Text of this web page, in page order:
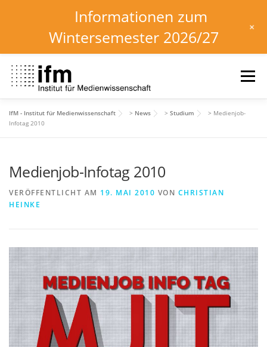
Inhalt
springen
Menü
HOME
INSTITUT FORSCHUNG DOWNLOADS
IfM - Institut für Medienwissenschaft > News > Studium > Medienjob-
Infotag 2010
Medienjob-Infotag 2010
VERÖFFENTLICHT AM 19. MAI 2010 VON CHRISTIAN
HEINKE
Informationen zum
Wintersemester 2026/27
+